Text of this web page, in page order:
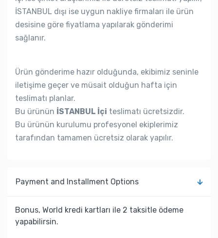
İSTANBUL dışı ise uygun nakliye firmaları ile ürün
desisine göre fiyatlama yapılarak gönderimi
sağlanır.
Ürün gönderime hazır olduğunda, ekibimiz seninle
iletişime geçer ve müsait olduğun hafta için
teslimatı planlar.
Bu ürünün İSTANBUL İçi teslimatı ücretsizdir.
Bu ürünün kurulumu profesyonel ekiplerimiz
tarafından tamamen ücretsiz olarak yapılır.
Payment and Installment Options
Bonus, World kredi kartları ile 2 taksitle ödeme
yapabilirsin.